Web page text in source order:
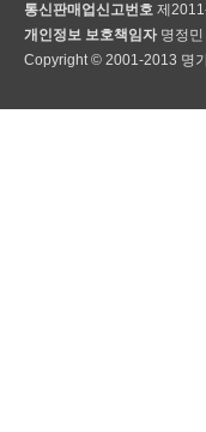
통신판매업신고번호 제
개인정보 보호책임자 명정민
Copyright © 2001-2013 명